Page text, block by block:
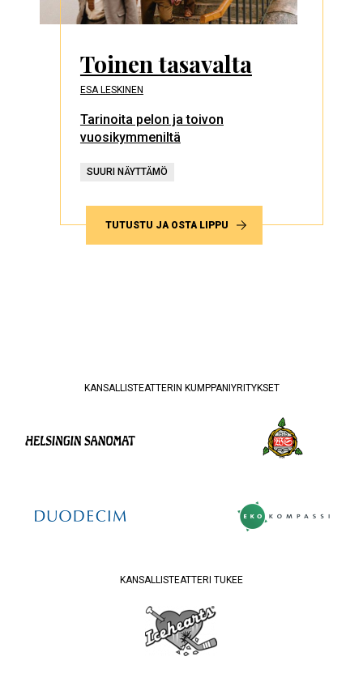
Toinen tasavalta
ESA LESKINEN
Tarinoita pelon ja toivon
vuosikymmeniltä
SUURI NÄYTTÄMÖ
TUTUSTU JA OSTA LIPPU
KANSALLISTEATTERIN KUMPPANIYRITYKSET
KANSALLISTEATTERI TUKEE